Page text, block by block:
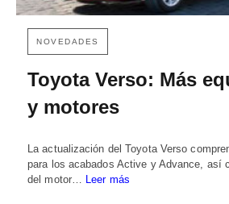
NOVEDADES
Toyota Verso: Más
y motores
La actualización del Toyota Verso
para los acabados Active y Advance, así
del motor… Leer más